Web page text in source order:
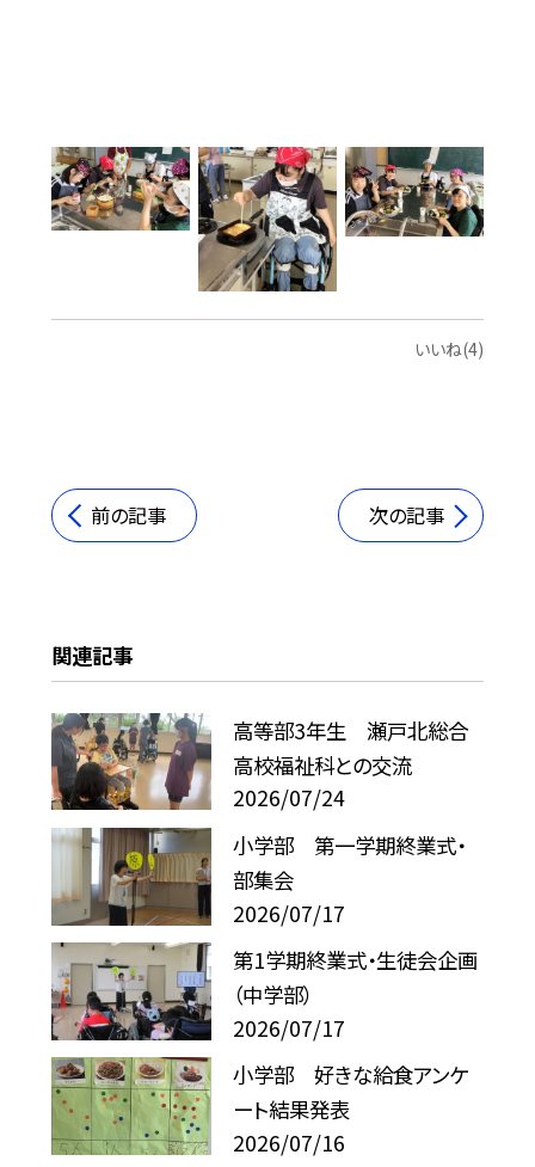
いいね(4)
前の記事 次の記事
関連記事
高等部3年生 瀬戸北総合
高校福祉科との交流
2026/07/24
小学部 第一学期終業式・
部集会
2026/07/17
第1学期終業式・生徒会企画
（中学部）
2026/07/17
小学部 好きな給食アンケ
ート結果発表
2026/07/16